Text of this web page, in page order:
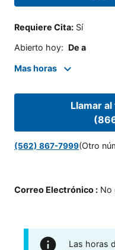
Requiere Cita: Sí
Abierto hoy: De a
Mas horas
Llamar
(562) 867-7999(Otro
Correo Electrónico : No
Las horas